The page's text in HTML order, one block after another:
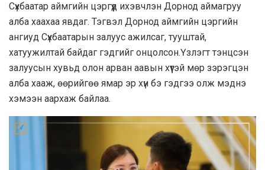
Сүхбаатар аймгийн цэргүүд ихэвчлэн Дорнод аймагруу
алба хаахаа явдаг. Тэгвэл Дорнод аймгийн цэргийн
ангиуд Сүхбаатарын залуус ажилсаг, тууштай,
хатуужилтай байдаг гэдгийг онцолсон.Үзлэгт тэнцсэн
залуусын хувьд олон арван аавын хүүтэй мөр зэрэгцэн
алба хааж, өөрийгөө ямар эр хүн бэ гэдгээ олж мэднэ
хэмээн аархаж байлаа.